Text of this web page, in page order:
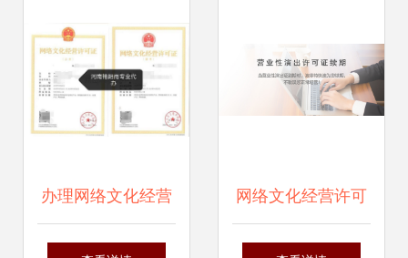
办理网络文化经营
许可证全攻略 流
网络文化经营许可
证续期全攻略 流